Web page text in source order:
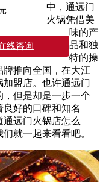
线咨询
中，通远门
火锅凭借美
味的产
品和独
特的操
牌推向全国，在大江
盟店。也许通远门
但是却是一步一个
好的口碑和知名
远门火锅店怎么
就一起来看看吧。